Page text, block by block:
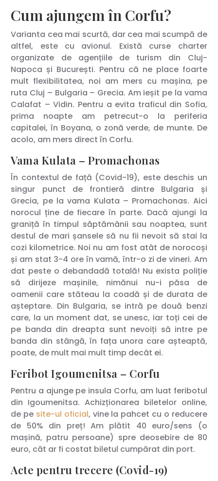
Cum ajungem în Corfu?
Varianta cea mai scurtă, dar cea mai scumpă de
altfel, este cu avionul. Există curse charter
organizate de agențiile de turism din Cluj-
Napoca și București. Pentru că ne place foarte
mult flexibilitatea, noi am mers cu mașina, pe
ruta Cluj – Bulgaria – Grecia. Am ieșit pe la vama
Calafat – Vidin. Pentru a evita traficul din Sofia,
prima noapte am petrecut-o la periferia
capitalei, în Boyana, o zonă verde, de munte. De
acolo, am mers direct în Corfu.
Vama Kulata – Promachonas
În contextul de față (Covid-19), este deschis un
singur punct de frontieră dintre Bulgaria și
Grecia, pe la vama Kulata – Promachonas. Aici
norocul ține de fiecare în parte. Dacă ajungi la
graniță în timpul săptămânii sau noaptea, sunt
destul de mari șansele să nu fii nevoit să stai la
cozi kilometrice. Noi nu am fost atât de norocoși
și am stat 3-4 ore în vamă, într-o zi de vineri. Am
dat peste o debandadă totală! Nu exista poliție
să dirijeze mașinile, nimănui nu-i păsa de
oamenii care stăteau la coadă și de durata de
așteptare. Din Bulgaria, se intră pe două benzi
care, la un moment dat, se unesc, iar toți cei de
pe banda din dreapta sunt nevoiți să intre pe
banda din stângă, în fața unora care așteaptă,
poate, de mult mai mult timp decât ei.
Feribot Igoumenitsa – Corfu
Pentru a ajunge pe insula Corfu, am luat feribotul
din Igoumenitsa. Achizționarea biletelor online,
de pe site-ul oficial, vine la pahcet cu o reducere
de 50% din preț! Am plătit 40 euro/sens (o
mașină, patru persoane) spre deosebire de 80
euro, cât ar fi costat biletul cumpărat din port.
Acte pentru trecere (Covid-19)